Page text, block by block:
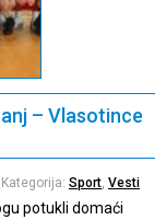
– Vlasotince
Kategorija: Sport, Vesti
potukli domaći